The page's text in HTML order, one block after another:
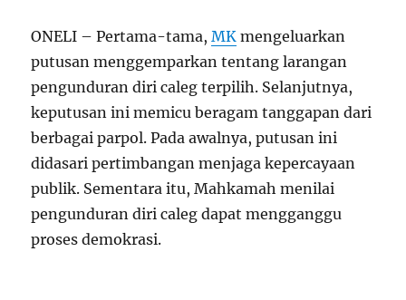
ONELI – Pertama-tama,MK mengeluarkan
putusan menggemparkan tentang larangan
pengunduran diri caleg terpilih. Selanjutnya,
keputusan ini memicu beragam tanggapan dari
berbagai parpol. Pada awalnya, putusan ini
didasari pertimbangan menjaga kepercayaan
publik. Sementara itu, Mahkamah menilai
pengunduran diri caleg dapat mengganggu
proses demokrasi.